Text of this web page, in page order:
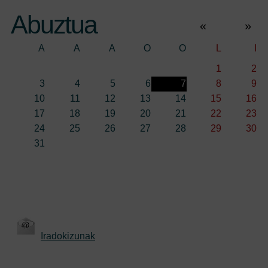
Abuztua « »
A A A O O
1
2
3
4 5 6 7 8
9
10
11 12 13 14 15
16
17
18 19 20 21 22
23
24
25 26 27 28 29
30
31
Iradokizunak